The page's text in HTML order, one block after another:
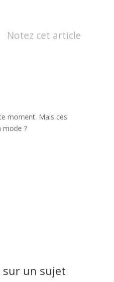
Notez cet article
moment. Mais ces
mode ?
sur un sujet